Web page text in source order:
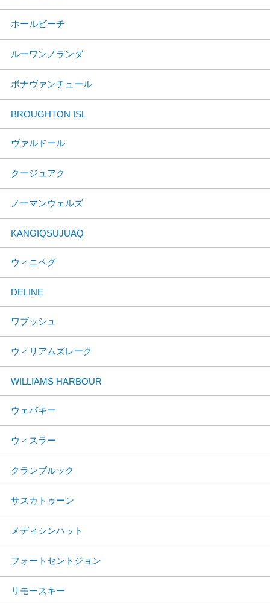
ホールビーチ
ルーワンノランダ
ボナヴァンチュール
BROUGHTON ISL
ヴァルドール
クージュアク
ノーマンウェルズ
KANGIQSUJUAQ
ウィニペグ
DELINE
ワブッシュ
ウィリアムズレーク
WILLIAMS HARBOUR
ウェバキー
ウィスラー
クランブルック
サスカトゥーン
メディシンハット
フォートセントジョン
リモースキー